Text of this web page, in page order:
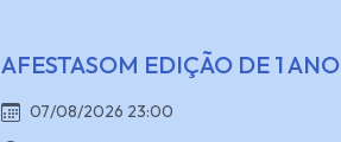
AFESTASOM EDIÇÃO DE 1 ANO
07/08/2026 23:00